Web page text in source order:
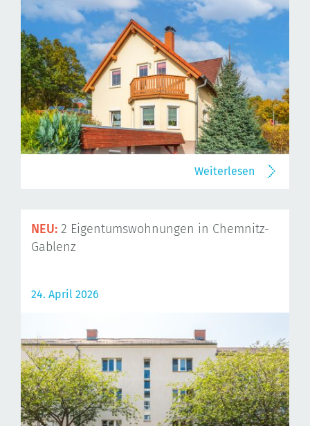
Weiterlesen
NEU: 2 Eigentumswohnungen in Chemnitz-
Gablenz
24. April 2026